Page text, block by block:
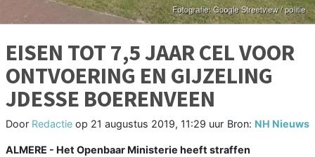
EISEN TOT 7,5 JAAR CEL VOOR
ONTVOERING EN GIJZELING
JDESSE BOERENVEEN
Door Redactie op 21 augustus 2019, 11:29 uur Bron: NH Nieuws
ALMERE - Het Openbaar Ministerie heeft straffen